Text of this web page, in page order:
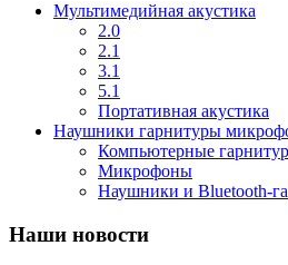
Мультимедийная акустика
2.0
2.1
3.1
5.1
Портативная акустика
Наушники гарнитуры
Компьютерные
Микрофоны
Наушники и Bluetooth-
Наши новости